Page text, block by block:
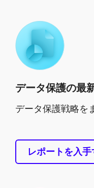
データ保護の最
データ保護戦略を
レポートを入